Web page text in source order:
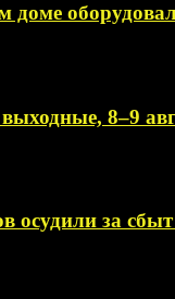
доме
8–9
осудили за